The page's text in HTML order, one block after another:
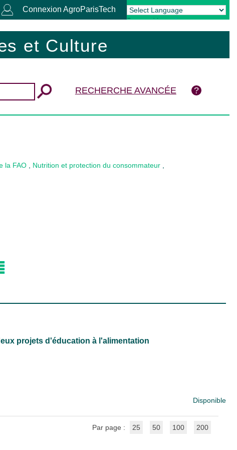
Connexion AgroParisTech
Powered by Translate
et Culture
RECHERCHE AVANCÉE
la FAO Nutrition et protection du consommateur
projets d'éducation à l'alimentation
Disponible
Par page : 25 50 100 200